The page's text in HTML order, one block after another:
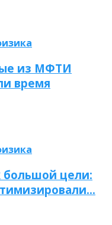
из МФТИ
время
большой цели: